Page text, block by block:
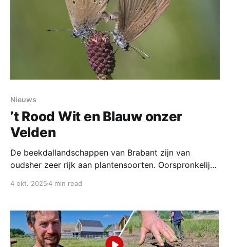
Nieuws
’t Rood Wit en Blauw onzer
Velden
De beekdallandschappen van Brabant zijn van
oudsher zeer rijk aan plantensoorten. Oorspronkelijk
een weg vonden. Wie dergelijke gebieden nog wil
tegenkomen moet naar Oost-Duitsland of Polen. Ons
eigen
4 okt. 20254 min read